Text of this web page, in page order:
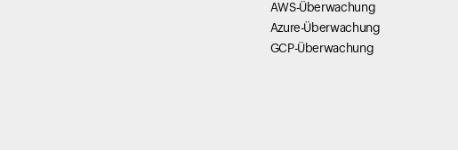
AWS-Überwachung
Azure-Überwachung
GCP-Überwachung